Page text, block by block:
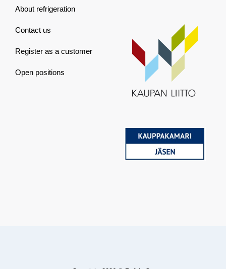
About refrigeration
Contact us
Register as a customer
Open positions